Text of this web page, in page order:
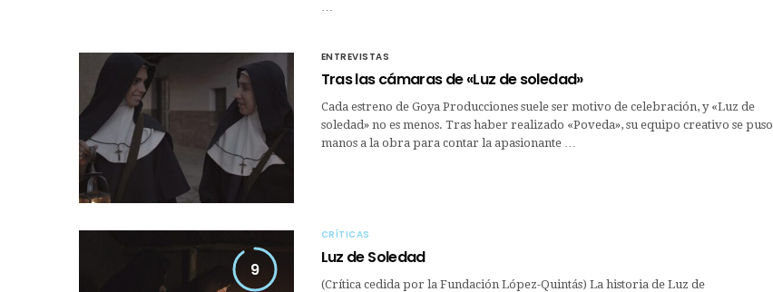
ENTREVISTAS
Tras las cámaras de «Luz de soledad»
Cada estreno de Goya Producciones suele ser motivo de celebración, y «Luz de
soledad» no es menos. Tras haber realizado «Poveda», su equipo creativo se puso
manos a la obra para contar la apasionante …
9
CRÍTICAS
Luz de Soledad
(Crítica cedida por la Fundación López-Quintás) La historia de Luz de